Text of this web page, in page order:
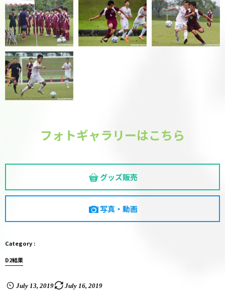
フォトギャラリーはこちら
グッズ販売
写真・動画
D2結果
July 13, 2019 July 16, 2019